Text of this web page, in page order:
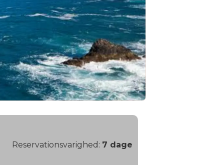
Reservationsvarighed: 7 dage